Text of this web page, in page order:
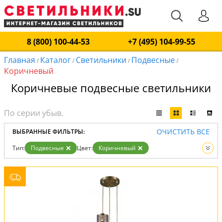
8 (800) 100-44-53
+7 (495) 104-99-55
Главная / Каталог/ Светильники / Подвесные/
Коричневый
Коричневые подвесные светильники
ВЫБРАННЫЕ ФИЛЬТРЫ: ОЧИСТИТЬ ВСЕ
Тип: Подвесные Цвет:
Коричневый
Вид:
Светильники